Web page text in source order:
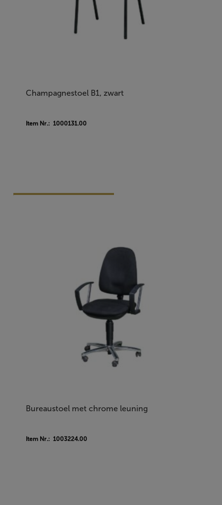
Champagnestoel B1, zwart
Item Nr.: 1000131.00
Bureaustoel met chrome leuning
Item Nr.: 1003224.00